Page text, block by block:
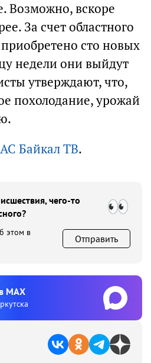
Возможно, вскоре
За счет областного
сто новых
недели они выйдут
утверждают, что,
похолодание, урожай
АС Байкал ТВ.
чего-то
этом в
Отправить
MAX